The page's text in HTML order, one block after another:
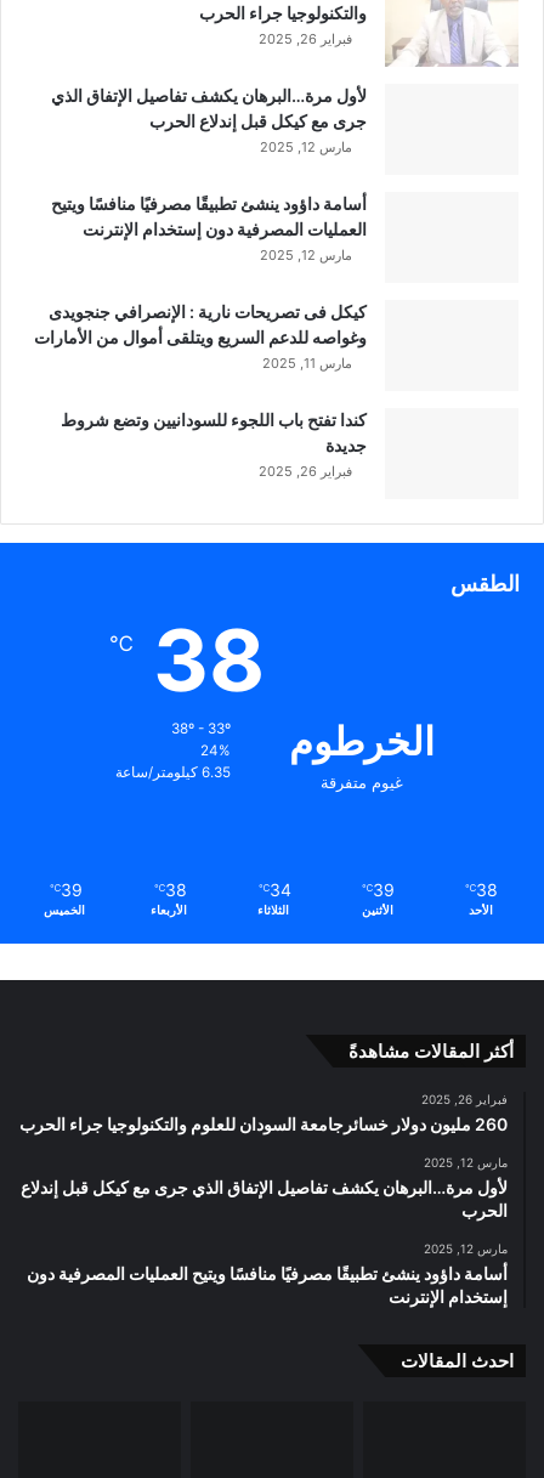
والتكنولوجيا جراء الحرب
فبراير 26, 2025
لأول مرة…البرهان يكشف تفاصيل الإتفاق الذي
جرى مع كيكل قبل إندلاع الحرب
مارس 12, 2025
أسامة داؤود ينشئ تطبيقًا مصرفيًا منافسًا ويتيح
العمليات المصرفية دون إستخدام الإنترنت
مارس 12, 2025
كيكل فى تصريحات نارية : الإنصرافي جنجويدى
وغواصه للدعم السريع ويتلقى أموال من الأمارات
مارس 11, 2025
كندا تفتح باب اللجوء للسودانيين وتضع شروط
جديدة
فبراير 26, 2025
الطقس
الخرطوم
غيوم متفرقة
38
℃
24%
6.35 كيلومتر/ساعة
38
℃
الأحد
39
℃
الأثنين
34
℃
الثلاثاء
38
℃
الأربعاء
39
℃
الخميس
أكثر المقالات مشاهدةً
فبراير 26, 2025
260 مليون دولار خسائرجامعة السودان للعلوم والتكنولوجيا جراء الحرب
مارس 12, 2025
لأول مرة…البرهان يكشف تفاصيل الإتفاق الذي جرى مع كيكل قبل إندلاع
الحرب
مارس 12, 2025
أسامة داؤود ينشئ تطبيقًا مصرفيًا منافسًا ويتيح العمليات المصرفية دون
إستخدام الإنترنت
احدث المقالات